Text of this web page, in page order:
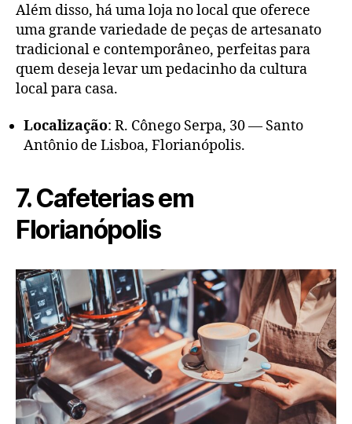
Além disso, há uma loja no local que oferece
uma grande variedade de peças de artesanato
tradicional e contemporâneo, perfeitas para
quem deseja levar um pedacinho da cultura
local para casa.
Localização: R. Cônego Serpa, 30 — Santo
Antônio de Lisboa, Florianópolis.
7. Cafeterias em
Florianópolis